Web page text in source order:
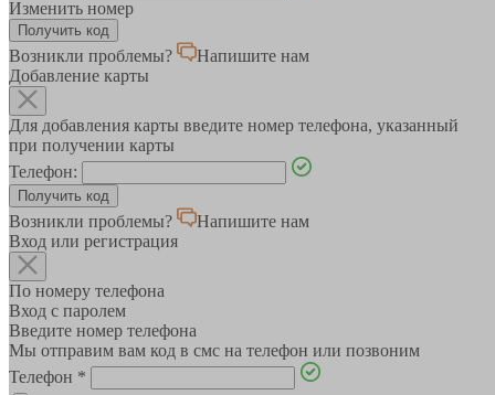
Изменить номер
Возникли проблемы?
Напишите нам
Добавление карты
Для добавления карты введите номер телефона, указанный
при получении карты
Телефон:
Возникли проблемы?
Напишите нам
Вход или регистрация
По номеру телефона
Вход с паролем
Введите номер телефона
Мы отправим вам код в смс на телефон или позвоним
Телефон *